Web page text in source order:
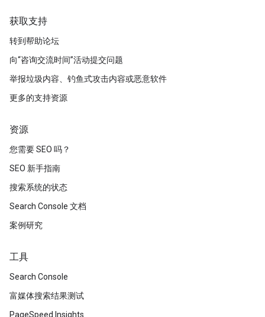
获取支持
转到帮助论坛
向“咨询交流时间”活动提交问题
举报垃圾内容、钓鱼式攻击内容或恶意软件
更多的支持资源
资源
您需要 SEO 吗？
SEO 新手指南
搜索系统的状态
Search Console 文档
案例研究
工具
Search Console
富媒体搜索结果测试
PageSpeed Insights